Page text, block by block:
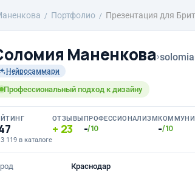
Портфолио Презентация для
Маненкова›
Нейросаммари
Профессиональный подход к дизайну
119 в каталоге
ОТЗЫВЫ
23
ПРОФЕССИОНАЛИЗМ
-/10 -/10
Краснодар